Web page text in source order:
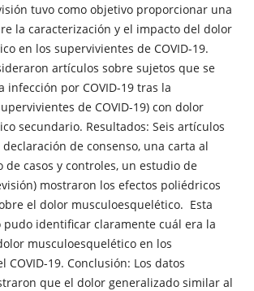
tuvo como objetivo proporcionar una
la caracterización y el impacto del dolor
en los supervivientes de COVID-19.
artículos sobre sujetos que se
infección por COVID-19 tras la
de COVID-19) con dolor
secundario. Resultados: Seis artículos
de consenso, una carta al
casos y controles, un estudio de
mostraron los efectos poliédricos
el dolor musculoesquelético. Esta
pudo identificar claramente cuál era la
musculoesquelético en los
COVID-19. Conclusión: Los datos
que el dolor generalizado similar al